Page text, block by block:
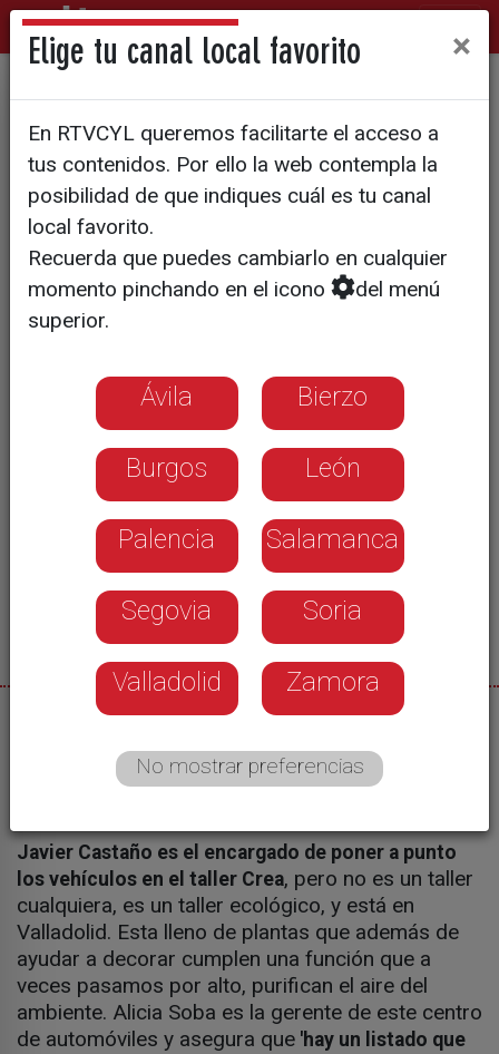
Un taller 100% ecológico
Hay más de 1000 plantas que ayudan
purificar las sustancias las sustancias
más nocivas propias de un centro de
automóvil
Montse Martínez
Javier Castaño es el encargado de poner a punto
los vehículos en el taller Crea, pero no es un taller
cualquiera, es un taller ecológico, y está en
Valladolid. Esta lleno de plantas que además de
ayudar a decorar cumplen una función que a
veces pasamos por alto, purifican el aire del
ambiente. Alicia Soba es la gerente de este centro
de automóviles y asegura que 'hay un listado que
Elige tu canal local favorito ×
En RTVCYL queremos facilitarte el acceso a
tus contenidos. Por ello la web contempla la
posibilidad de que indiques cuál es tu canal
local favorito.
Recuerda que puedes cambiarlo en cualquier
momento pinchando en el icono
del menú
superior.
Ávila Bierzo
Burgos León
Palencia Salamanca
Segovia Soria
Valladolid Zamora
No mostrar preferencias